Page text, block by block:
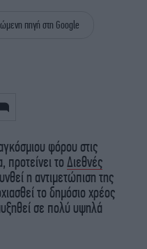
THE OCEAN
πηγή στη Google
φόρου στις
προτείνει το Διεθνές
η αντιμετώπιση της
το δημόσιο χρέος
σε πολύ υψηλά